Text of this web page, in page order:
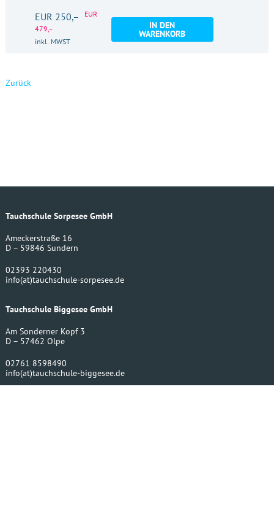
EUR 250,–
EUR
479,–
inkl. MWST
IN DEN
WARENKORB
Zurück
Tauchschule Sorpesee GmbH
Ameckerstraße 16
D – 59846 Sundern
02393 220430
info(at)tauchschule-sorpesee.de
Tauchschule Biggesee GmbH
Am Sonderner Kopf 3
D – 57462 Olpe
02761 8598490
info(at)tauchschule-biggesee.de